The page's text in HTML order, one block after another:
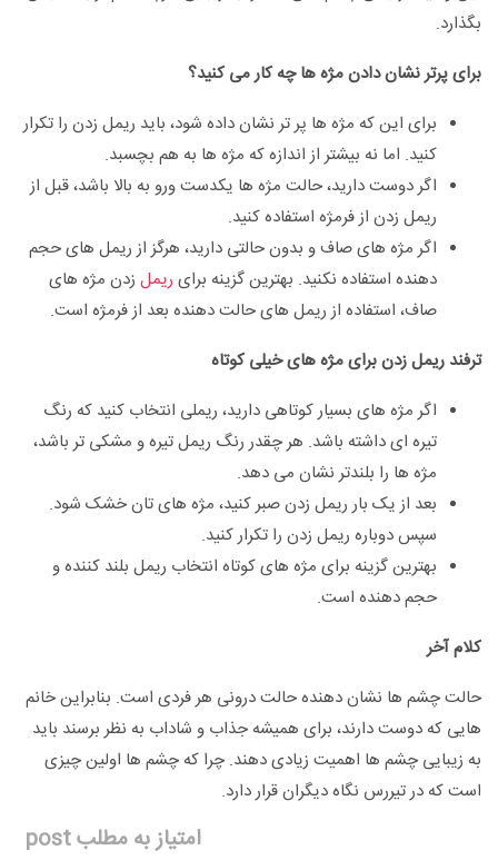
بگذارد.
برای پرتر نشان دادن مژه ها چه کار می کنید؟
برای این که مژه ها پر تر نشان داده شود، باید ریمل زدن را تکرار
کنید. اما نه بیشتر از اندازه که مژه ها به هم بچسبد.
اگر دوست دارید، حالت مژه ها یکدست ورو به بالا باشد، قبل از
ریمل زدن از فرمژه استفاده کنید.
اگر مژه های صاف و بدون حالتی دارید، هرگز از ریمل های حجم
دهنده استفاده نکنید. بهترین گزینه برای ریمل زدن مژه های
صاف، استفاده از ریمل های حالت دهنده بعد از فرمژه است.
ترفند ریمل زدن برای مژه های خیلی کوتاه
اگر مژه های بسیار کوتاهی دارید، ریملی انتخاب کنید که رنگ
تیره ای داشته باشد. هر چقدر رنگ ریمل تیره و مشکی تر باشد،
مژه ها را بلندتر نشان می دهد.
بعد از یک بار ریمل زدن صبر کنید، مژه های تان خشک شود.
سپس دوباره ریمل زدن را تکرار کنید.
بهترین گزینه برای مژه های کوتاه انتخاب ریمل بلند کننده و
حجم دهنده است.
کلام آخر
حالت چشم ها نشان دهنده حالت درونی هر فردی است. بنابراین خانم
هایی که دوست دارند، برای همیشه جذاب و شاداب به نظر برسند باید
به زیبایی چشم ها اهمیت زیادی دهند. چرا که چشم ها اولین چیزی
است که در تیررس نگاه دیگران قرار دارد.
امتیاز به مطلب post